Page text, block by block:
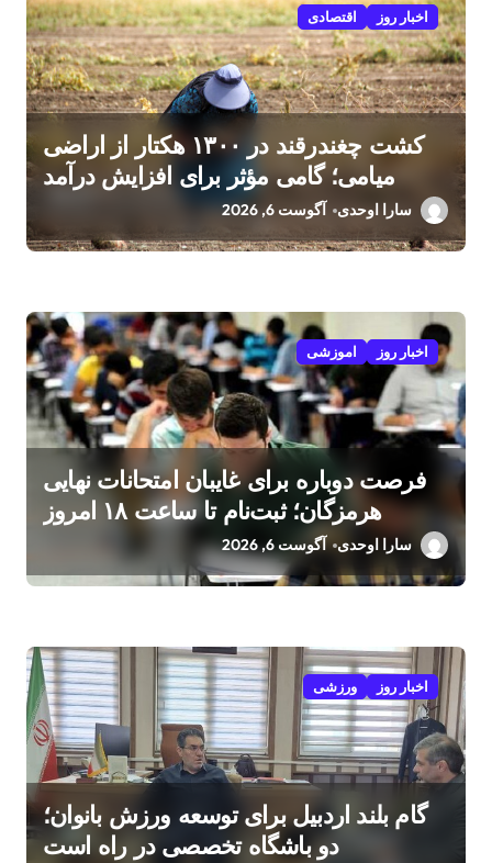
اخبار روز اقتصادی
کشت چغندرقند در ۱۳۰۰ هکتار از اراضی
میامی؛ گامی مؤثر برای افزایش درآمد
سارا اوحدی آگوست 6, 2026
اخبار روز اموزشی
فرصت دوباره برای غایبان امتحانات نهایی
هرمزگان؛ ثبت‌نام تا ساعت ۱۸ امروز
سارا اوحدی آگوست 6, 2026
اخبار روز ورزشی
گام بلند اردبیل برای توسعه ورزش بانوان؛
دو باشگاه تخصصی در راه است